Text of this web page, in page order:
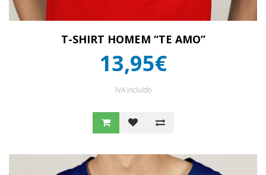
T-SHIRT HOMEM “TE AMO”
13,95€
IVA Incluído